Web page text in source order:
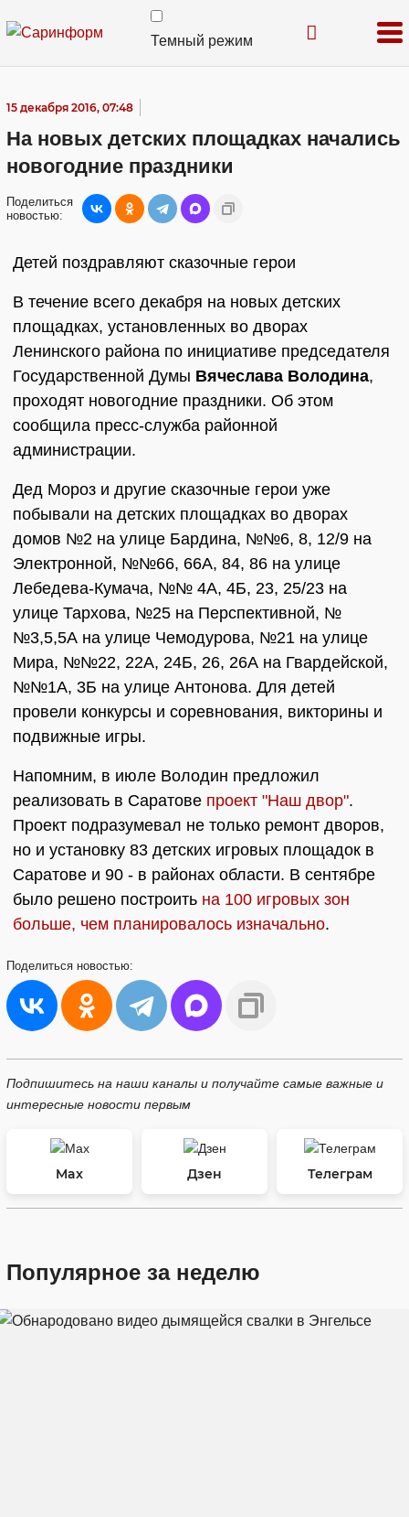
Темный режим
15 декабря 2016, 07:48
На новых детских площадках начались
новогодние праздники
Поделиться
новостью:
Детей поздравляют сказочные герои
В течение всего декабря на новых детских
площадках, установленных во дворах
Ленинского района по инициативе председателя
Государственной Думы Вячеслава Володина,
проходят новогодние праздники. Об этом
сообщила пресс-служба районной
администрации.
Дед Мороз и другие сказочные герои уже
побывали на детских площадках во дворах
домов №2 на улице Бардина, №№6, 8, 12/9 на
Электронной, №№66, 66А, 84, 86 на улице
Лебедева-Кумача, №№ 4А, 4Б, 23, 25/23 на
улице Тархова, №25 на Перспективной, №
№3,5,5А на улице Чемодурова, №21 на улице
Мира, №№22, 22А, 24Б, 26, 26А на Гвардейской,
№№1А, 3Б на улице Антонова. Для детей
провели конкурсы и соревнования, викторины и
подвижные игры.
Напомним, в июле Володин предложил
реализовать в Саратове проект "Наш двор".
Проект подразумевал не только ремонт дворов,
но и установку 83 детских игровых площадок в
Саратове и 90 - в районах области. В сентябре
было решено построить на 100 игровых зон
больше, чем планировалось изначально.
Поделиться новостью:
Подпишитесь на наши каналы и получайте самые важные и
интересные новости первым
Max Дзен Телеграм
Популярное за неделю